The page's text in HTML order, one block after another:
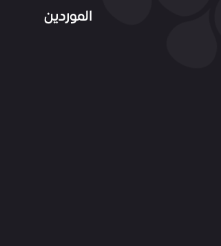
الموردين